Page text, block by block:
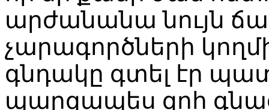
արժանանա նույն
չարագործների
գնդակը գտել էր
պարզապես զոհ